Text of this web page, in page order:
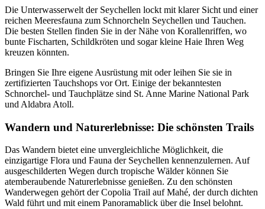
Die Unterwasserwelt der Seychellen lockt mit klarer Sicht und einer
reichen Meeresfauna zum Schnorcheln Seychellen und Tauchen.
Die besten Stellen finden Sie in der Nähe von Korallenriffen, wo
bunte Fischarten, Schildkröten und sogar kleine Haie Ihren Weg
kreuzen könnten.
Bringen Sie Ihre eigene Ausrüstung mit oder leihen Sie sie in
zertifizierten Tauchshops vor Ort. Einige der bekanntesten
Schnorchel- und Tauchplätze sind St. Anne Marine National Park
und Aldabra Atoll.
Wandern und Naturerlebnisse: Die schönsten Trails
Das Wandern bietet eine unvergleichliche Möglichkeit, die
einzigartige Flora und Fauna der Seychellen kennenzulernen. Auf
ausgeschilderten Wegen durch tropische Wälder können Sie
atemberaubende Naturerlebnisse genießen. Zu den schönsten
Wanderwegen gehört der Copolia Trail auf Mahé, der durch dichten
Wald führt und mit einem Panoramablick über die Insel belohnt.